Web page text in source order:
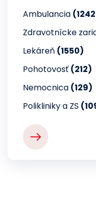
Ambulancia
Zdravotnícke
Lekáreň (1550)
Pohotovosť (212)
Nemocnica (129)
Polikliniky a ZS